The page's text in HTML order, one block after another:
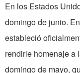
En los Estados
domingo de junio.
estableció
rendirle homenaje a
domingo de mayo,